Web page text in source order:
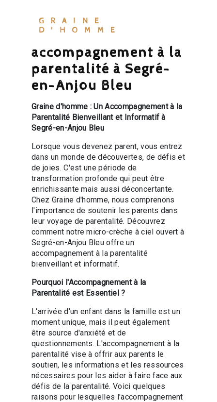
GRAINE
D'HOMME
accompagnement à la
parentalité à Segré-
en-Anjou Bleu
Graine d'homme : Un Accompagnement à la
Parentalité Bienveillant et Informatif à
Segré-en-Anjou Bleu
Lorsque vous devenez parent, vous entrez
dans un monde de découvertes, de défis et
de joies. C'est une période de
transformation profonde qui peut être
enrichissante mais aussi déconcertante.
Chez Graine d'homme, nous comprenons
l'importance de soutenir les parents dans
leur voyage de parentalité. Découvrez
comment notre micro-crèche à ciel ouvert à
Segré-en-Anjou Bleu offre un
accompagnement à la parentalité
bienveillant et informatif.
Pourquoi l'Accompagnement à la
Parentalité est Essentiel ?
L'arrivée d'un enfant dans la famille est un
moment unique, mais il peut également
être source d'anxiété et de
questionnements. L'accompagnement à la
parentalité vise à offrir aux parents le
soutien, les informations et les ressources
nécessaires pour les aider à faire face aux
défis de la parentalité. Voici quelques
raisons pour lesquelles l'accompagnement